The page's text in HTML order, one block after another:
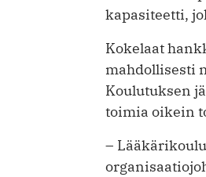
kapasiteetti,
Kokelaat
mahdollisesti
Koulutuksen
toimia oikein
–